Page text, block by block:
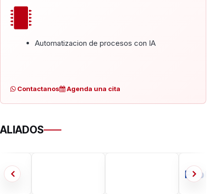
Automatizacion de procesos con IA
Contactanos Agenda una cita
ALIADOS